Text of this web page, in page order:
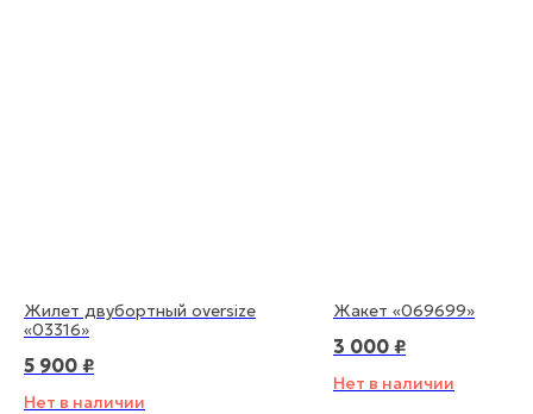
Жилет двубортный oversize
«03316»
5 900 ₽
Нет в наличии
Жакет «069699»
3 000 ₽
Нет в наличии
Подписаться